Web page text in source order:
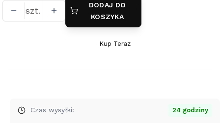
szt.
DODAJ DO
KOSZYKA
Kup Teraz
Czas wysyłki: 24 godziny